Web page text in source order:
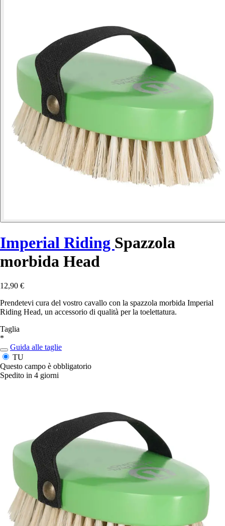
Imperial Riding Spazzola
morbida Head
12,90 €
Prendetevi cura del vostro cavallo con la spazzola morbida Imperial
Riding Head, un accessorio di qualità per la toelettatura.
Taglia
*
Guida alle taglie
TU
Questo campo è obbligatorio
Spedito in 4 giorni